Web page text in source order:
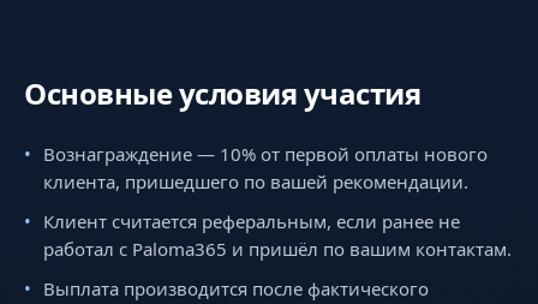
Основные условия участия
Вознаграждение — 10% от первой оплаты нового
клиента, пришедшего по вашей рекомендации.
Клиент считается реферальным, если ранее не
работал с Paloma365 и пришёл по вашим контактам.
Выплата производится после фактического